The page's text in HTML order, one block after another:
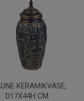
KERAMIKVASE,
D17X44H CM